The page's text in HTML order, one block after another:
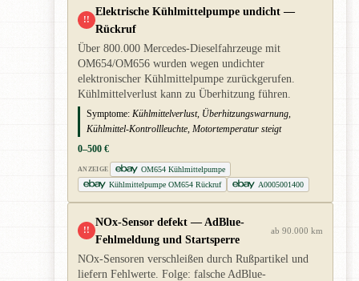
!!
Elektrische Kühlmittelpumpe undicht —
Rückruf
Über 800.000 Mercedes-Dieselfahrzeuge mit
OM654/OM656 wurden wegen undichter
elektronischer Kühlmittelpumpe zurückgerufen.
Kühlmittelverlust kann zu Überhitzung führen.
Symptome: Kühlmittelverlust, Überhitzungswarnung,
Kühlmittel-Kontrollleuchte, Motortemperatur steigt
0–500 €
ANZEIGE
OM654 Kühlmittelpumpe
Kühlmittelpumpe OM654 Rückruf
A0005001400
!!
NOx-Sensor defekt — AdBlue-
Fehlmeldung und Startsperre
ab 90.000 km
NOx-Sensoren verschleißen durch Rußpartikel und
liefern Fehlwerte. Folge: falsche AdBlue-